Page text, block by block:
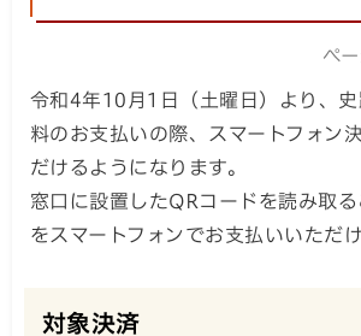
ペ
令和4年10月1日（土曜日）より、
料のお支払いの際、スマートフォン
だけるようになります。
窓口に設置したQRコードを読み取
をスマートフォンでお支払いいただけ
対象決済